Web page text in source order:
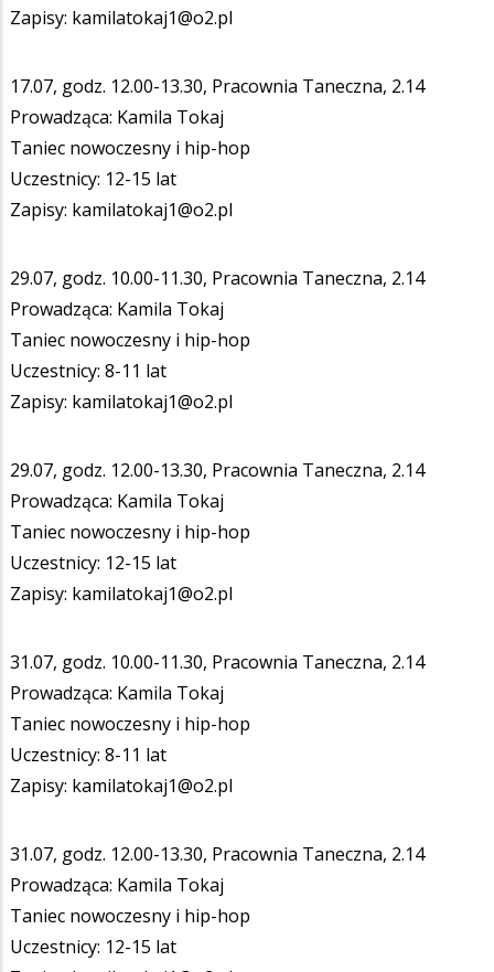
Zapisy: kamilatokaj1@o2.pl
17.07, godz. 12.00-13.30, Pracownia Taneczna, 2.14
Prowadząca: Kamila Tokaj
Taniec nowoczesny i hip-hop
Uczestnicy: 12-15 lat
Zapisy: kamilatokaj1@o2.pl
29.07, godz. 10.00-11.30, Pracownia Taneczna, 2.14
Prowadząca: Kamila Tokaj
Taniec nowoczesny i hip-hop
Uczestnicy: 8-11 lat
Zapisy: kamilatokaj1@o2.pl
29.07, godz. 12.00-13.30, Pracownia Taneczna, 2.14
Prowadząca: Kamila Tokaj
Taniec nowoczesny i hip-hop
Uczestnicy: 12-15 lat
Zapisy: kamilatokaj1@o2.pl
31.07, godz. 10.00-11.30, Pracownia Taneczna, 2.14
Prowadząca: Kamila Tokaj
Taniec nowoczesny i hip-hop
Uczestnicy: 8-11 lat
Zapisy: kamilatokaj1@o2.pl
31.07, godz. 12.00-13.30, Pracownia Taneczna, 2.14
Prowadząca: Kamila Tokaj
Taniec nowoczesny i hip-hop
Uczestnicy: 12-15 lat